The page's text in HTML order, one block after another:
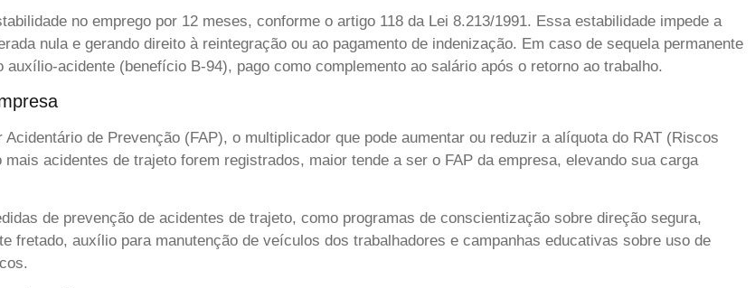
no emprego por 12 meses, conforme o artigo 118 da Lei 8.213/1991. Essa estabilidade impede a
nula e gerando direito à reintegração ou ao pagamento de indenização. Em caso de sequela permanente
acidente (benefício B-94), pago como complemento ao salário após o retorno ao trabalho.
de Prevenção (FAP), o multiplicador que pode aumentar ou reduzir a alíquota do RAT (Riscos
acidentes de trajeto forem registrados, maior tende a ser o FAP da empresa, elevando sua carga
de prevenção de acidentes de trajeto, como programas de conscientização sobre direção segura,
fretado, auxílio para manutenção de veículos dos trabalhadores e campanhas educativas sobre uso de